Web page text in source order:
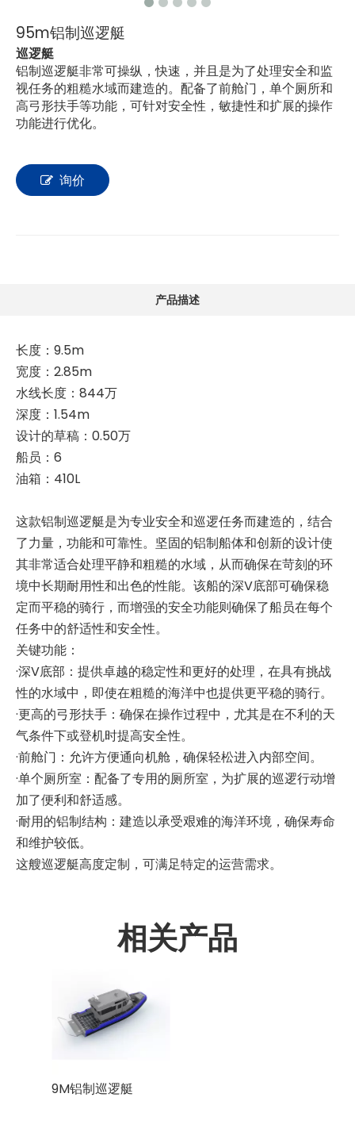
95m铝制巡逻艇
巡逻艇
铝制巡逻艇非常可操纵，快速，并且是为了处理安全和监
视任务的粗糙水域而建造的。配备了前舱门，单个厕所和
高弓形扶手等功能，可针对安全性，敏捷性和扩展的操作
功能进行优化。
询价
产品描述
长度：9.5m
宽度：2.85m
水线长度：844万
深度：1.54m
设计的草稿：0.50万
船员：6
油箱：410L
这款铝制巡逻艇是为专业安全和巡逻任务而建造的，结合
了力量，功能和可靠性。坚固的铝制船体和创新的设计使
其非常适合处理平静和粗糙的水域，从而确保在苛刻的环
境中长期耐用性和出色的性能。该船的深V底部可确保稳
定而平稳的骑行，而增强的安全功能则确保了船员在每个
任务中的舒适性和安全性。
关键功能：
·深V底部：提供卓越的稳定性和更好的处理，在具有挑战
性的水域中，即使在粗糙的海洋中也提供更平稳的骑行。
·更高的弓形扶手：确保在操作过程中，尤其是在不利的天
气条件下或登机时提高安全性。
·前舱门：允许方便通向机舱，确保轻松进入内部空间。
·单个厕所室：配备了专用的厕所室，为扩展的巡逻行动增
加了便利和舒适感。
·耐用的铝制结构：建造以承受艰难的海洋环境，确保寿命
和维护较低。
这艘巡逻艇高度定制，可满足特定的运营需求。
相关产品
9M铝制巡逻艇